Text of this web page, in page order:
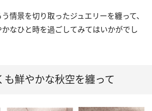
情景を切り取ったジュエリーを纏って、
なひと時を過ごしてみてはいかがでし
も鮮やかな秋空を纏って